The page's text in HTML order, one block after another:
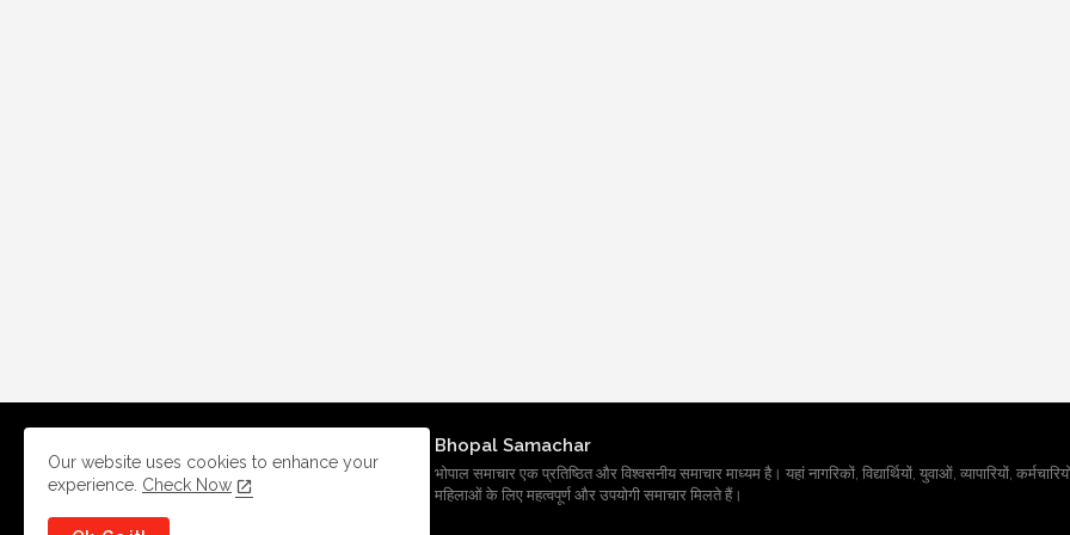
Bhopal Samachar
भोपाल समाचार एक प्रतिष्ठित और विश्वसनीय समाचार माध्यम है। यहां नागरिकों, विद्यार्थियों, युवाओं, व्यापारियों,
महिलाओं के लिए महत्वपूर्ण और उपयोगी समाचार मिलते हैं।
Our website uses cookies to enhance your
experience. Check Now